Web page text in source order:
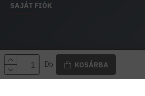
Db KOSÁRBA
SAJÁT FIÓK
EH IMPEX / Copyright © 1991-